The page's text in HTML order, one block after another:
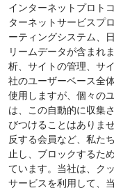
インターネットプロト
ターネットサービスプ
ーティングシステム、
リームデータが含まれ
析、サイトの管理、サ
社のユーザーベース全
使用しますが、個々の
は、この自動的に収集
びつけることはありま
反する会員など、私た
止し、ブロックするた
ています。当社は、ク
サービスを利用して、